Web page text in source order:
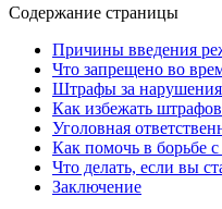
Содержание страницы
Причины введения
Что запрещено во
Штрафы за
Как избежать
Уголовная
Как помочь в борьбе
Что делать, если вы
Заключение